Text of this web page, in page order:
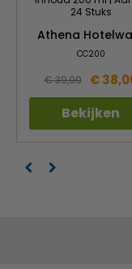
24 Stuks
Athena
CC200
€ 39,99 €
Bekijken